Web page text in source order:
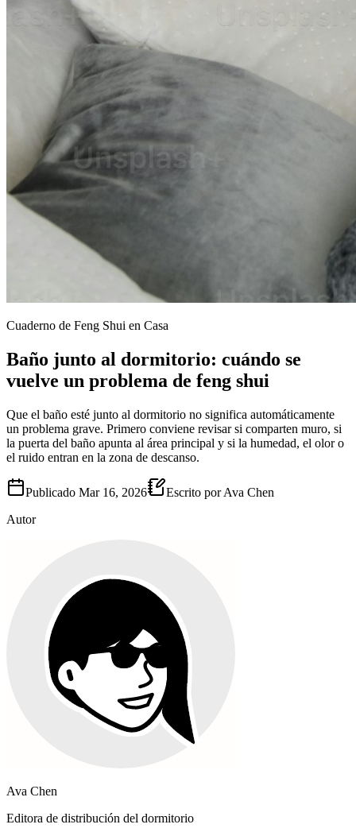
Cuaderno de Feng Shui en Casa
Baño junto al dormitorio: cuándo se
vuelve un problema de feng shui
Que el baño esté junto al dormitorio no significa automáticamente
un problema grave. Primero conviene revisar si comparten muro, si
la puerta del baño apunta al área principal y si la humedad, el olor o
el ruido entran en la zona de descanso.
Publicado Mar 16, 2026 Escrito por Ava Chen
Autor
Ava Chen
Editora de distribución del dormitorio